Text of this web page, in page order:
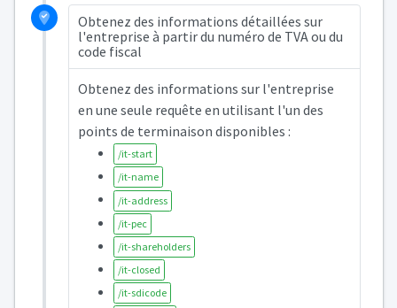
Obtenez des informations détaillées sur
l'entreprise à partir du numéro de TVA ou du
code fiscal
Obtenez des informations sur l'entreprise
en une seule requête en utilisant l'un des
points de terminaison disponibles :
/it-start
/it-name
/it-address
/it-pec
/it-shareholders
/it-closed
/it-sdicode